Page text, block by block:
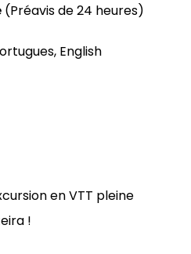
(Préavis de 24 heures)
English
en VTT pleine
!